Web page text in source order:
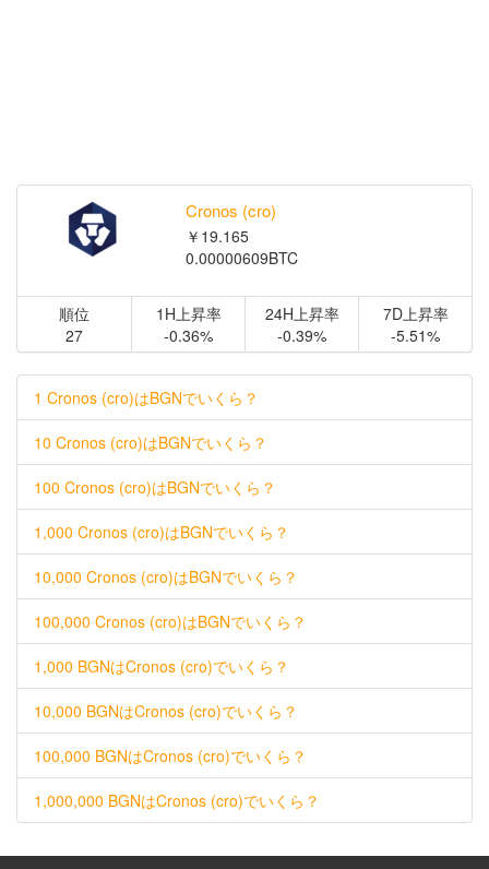
Cronos (cro)
￥19.165
0.00000609BTC
順位
27
1H上昇率
-0.36%
24H上昇率
-0.39%
7D上昇率
-5.51%
1 Cronos (cro)はBGNでいくら？
10 Cronos (cro)はBGNでいくら？
100 Cronos (cro)はBGNでいくら？
1,000 Cronos (cro)はBGNでいくら？
10,000 Cronos (cro)はBGNでいくら？
100,000 Cronos (cro)はBGNでいくら？
1,000 BGNはCronos (cro)でいくら？
10,000 BGNはCronos (cro)でいくら？
100,000 BGNはCronos (cro)でいくら？
1,000,000 BGNはCronos (cro)でいくら？